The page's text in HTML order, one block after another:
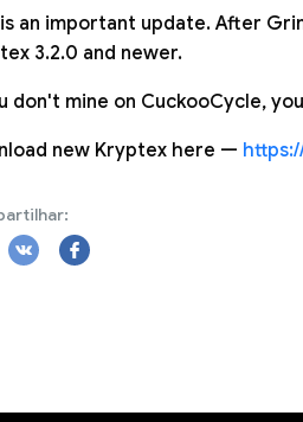
an important update. After
3.2.0 and newer.
don't mine on CuckooCycle,
new Kryptex here —